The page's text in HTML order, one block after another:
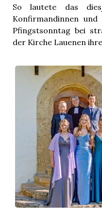
So lautete das
Konfirmandinnen
Pfingstsonntag bei
der Kirche Lauenen